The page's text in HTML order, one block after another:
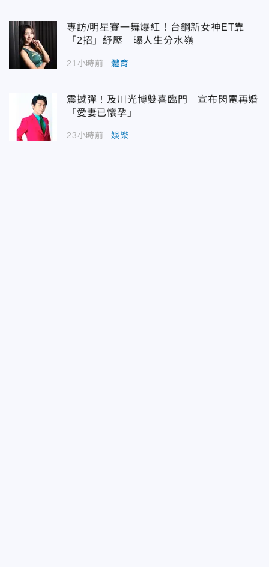
專訪/明星賽一舞爆紅！台鋼新女神ET靠
「2招」紓壓 曝人生分水嶺
21小時前 體育
震撼彈！及川光博雙喜臨門 宣布閃電再婚
「愛妻已懷孕」
23小時前 娛樂